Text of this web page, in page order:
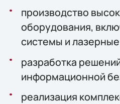
производство
оборудования,
системы и
разработка
информационной
реализация